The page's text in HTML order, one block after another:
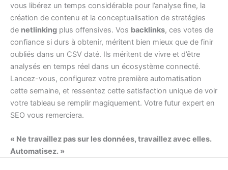
vous libérez un temps considérable pour l’analyse fine, la
création de contenu et la conceptualisation de stratégies
de netlinking plus offensives. Vos backlinks, ces votes de
confiance si durs à obtenir, méritent bien mieux que de finir
oubliés dans un CSV daté. Ils méritent de vivre et d’être
analysés en temps réel dans un écosystème connecté.
Lancez-vous, configurez votre première automatisation
cette semaine, et ressentez cette satisfaction unique de voir
votre tableau se remplir magiquement. Votre futur expert en
SEO vous remerciera.
« Ne travaillez pas sur les données, travaillez avec elles.
Automatisez. »